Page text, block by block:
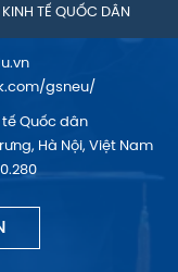
TẾ QUỐC DÂN
gsneu/
tế Quốc dân
Hà Nội, Việt Nam